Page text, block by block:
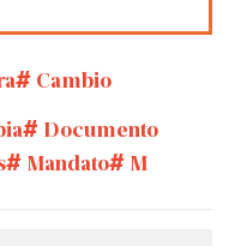
Cambio
Documento
Mandato M